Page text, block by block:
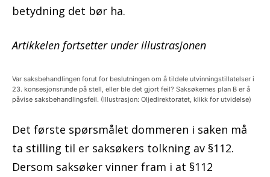
betydning det bør ha.
Artikkelen fortsetter under illustrasjonen
Var saksbehandlingen forut for beslutningen om å tildele utvinningstillatelser i
23. konsesjonsrunde på stell, eller ble det gjort feil? Saksøkernes plan B er å
påvise saksbehandlingsfeil. (Illustrasjon: Oljedirektoratet, klikk for utvidelse)
Det første spørsmålet dommeren i saken må
ta stilling til er saksøkers tolkning av §112.
Dersom saksøker vinner fram i at §112